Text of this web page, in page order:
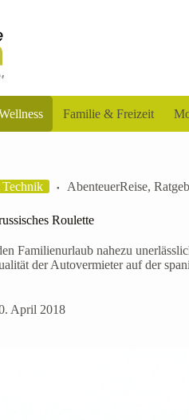
Familie & Freizeit
AbenteuerReise,
Roulette
Familienurlaub nahezu
der Autovermieter auf der
April 2018